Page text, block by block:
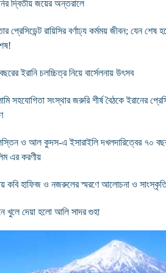
দ্বিতীয় জয়ের অন্তরালে
প্রেসিডেন্ট রায়িসির বর্ণাঢ্য কর্মময় জীবন; যেন শেষ
ইরানি চলচ্চিত্র নিয়ে বার্সেলনায় উৎসব
সহযোগিতা সংস্থার জরুরি শীর্ষ বৈঠকে ইরানের
ও আল কুদস-এ ইসারাইলি দখলদারিত্বের ৭০
এর করণীয়
কবি হাফিজ ও নজরুলের স্মরণে আলোচনা ও
খুলে দেয়া হলো আলি সাদর গুহা